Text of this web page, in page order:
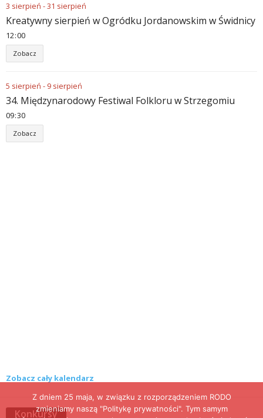
3 sierpień -31 sierpień
Kreatywny sierpień w Ogródku Jordanowskim w Świdnicy
12:00
Zobacz
5 sierpień - 9 sierpień
34. Międzynarodowy Festiwal Folkloru w Strzegomiu
09:30
Zobacz
Zobacz cały kalendarz
Konkursy
Z dniem 25 maja, w związku z rozporządzeniem RODO
zmieniamy naszą "Politykę prywatności". Tym samym